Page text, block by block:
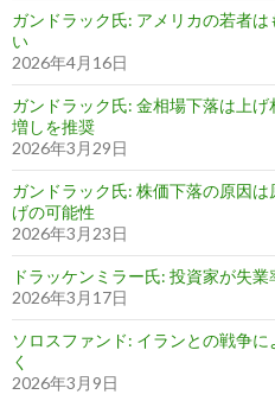
ガンドラック氏: アメリカの若者
い
2026年4月16日
ガンドラック氏: 金相場下落は上
増しを推奨
2026年3月29日
ガンドラック氏: 株価下落の原因
げの可能性
2026年3月23日
ドラッケンミラー氏: 投資家が失
2026年3月17日
ソロスファンド: イランとの戦争
く
2026年3月9日